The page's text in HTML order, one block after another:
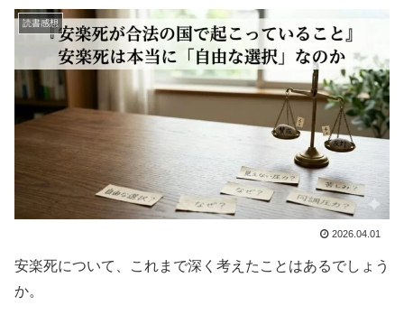
読書感想
2026.04.01
安楽死について、これまで深く考えたことはあるでしょう
か。